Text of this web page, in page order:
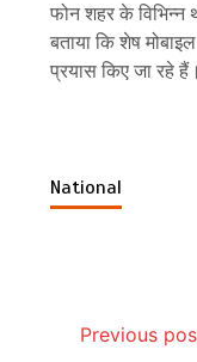
फोन शहर के विभिन्न
बताया कि शेष
प्रयास किए जा रहे हैं।
National
Previous